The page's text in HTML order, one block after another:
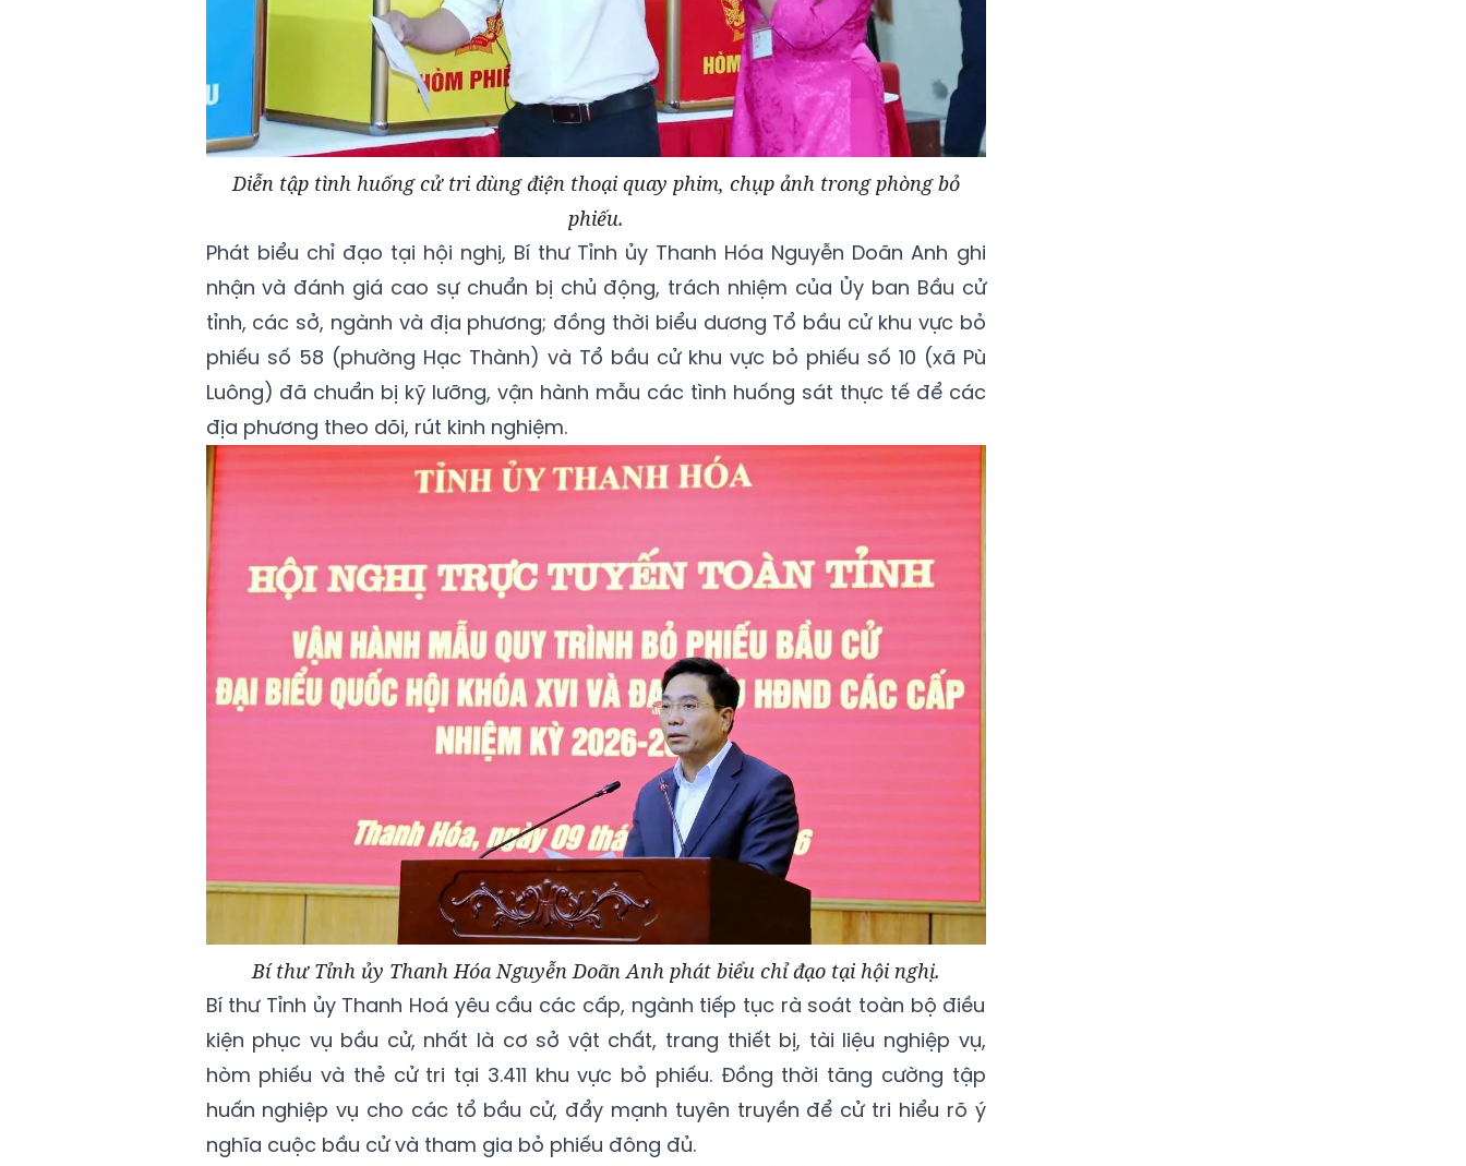
Diễn tập tình huống cử tri dùng điện thoại quay phim, chụp ảnh trong phòng bỏ
phiếu.
Phát biểu chỉ đạo tại hội nghị, Bí thư Tỉnh ủy Thanh Hóa Nguyễn Doãn Anh ghi
nhận và đánh giá cao sự chuẩn bị chủ động, trách nhiệm của Ủy ban Bầu cử
tỉnh, các sở, ngành và địa phương; đồng thời biểu dương Tổ bầu cử khu vực bỏ
phiếu số 58 (phường Hạc Thành) và Tổ bầu cử khu vực bỏ phiếu số 10 (xã Pù
Luông) đã chuẩn bị kỹ lưỡng, vận hành mẫu các tình huống sát thực tế để các
địa phương theo dõi, rút kinh nghiệm.
Bí thư Tỉnh ủy Thanh Hóa Nguyễn Doãn Anh phát biểu chỉ đạo tại hội nghị.
Bí thư Tỉnh ủy Thanh Hoá yêu cầu các cấp, ngành tiếp tục rà soát toàn bộ điều
kiện phục vụ bầu cử, nhất là cơ sở vật chất, trang thiết bị, tài liệu nghiệp vụ,
hòm phiếu và thẻ cử tri tại 3.411 khu vực bỏ phiếu. Đồng thời tăng cường tập
huấn nghiệp vụ cho các tổ bầu cử, đẩy mạnh tuyên truyền để cử tri hiểu rõ ý
nghĩa cuộc bầu cử và tham gia bỏ phiếu đông đủ.